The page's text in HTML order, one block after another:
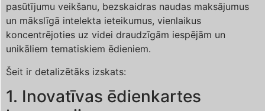
pasūtījumu veikšanu, bezskaidras naudas maksājumus
un mākslīgā intelekta ieteikumus, vienlaikus
koncentrējoties uz videi draudzīgām iespējām un
unikāliem tematiskiem ēdieniem.
Šeit ir detalizētāks izskats:
1. Inovatīvas ēdienkartes